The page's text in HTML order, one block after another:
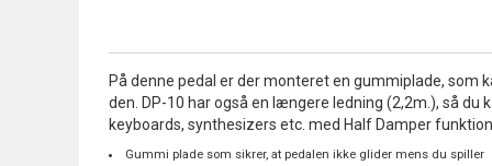
the
images
gallery
På denne pedal er der monteret en gummiplade, som
den. DP-10 har også en længere ledning (2,2m.), så
keyboards, synthesizers etc. med Half Damper
Gummi plade som sikrer, at pedalen ikke glider mens du spiller